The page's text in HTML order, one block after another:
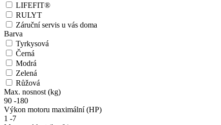
LIFEFIT®
RULYT
Záruční servis u vás doma
Barva
Tyrkysová
Černá
Modrá
Zelená
Růžová
Max. nosnost (kg)
90 -180
Výkon motoru maximální (HP)
1 -7